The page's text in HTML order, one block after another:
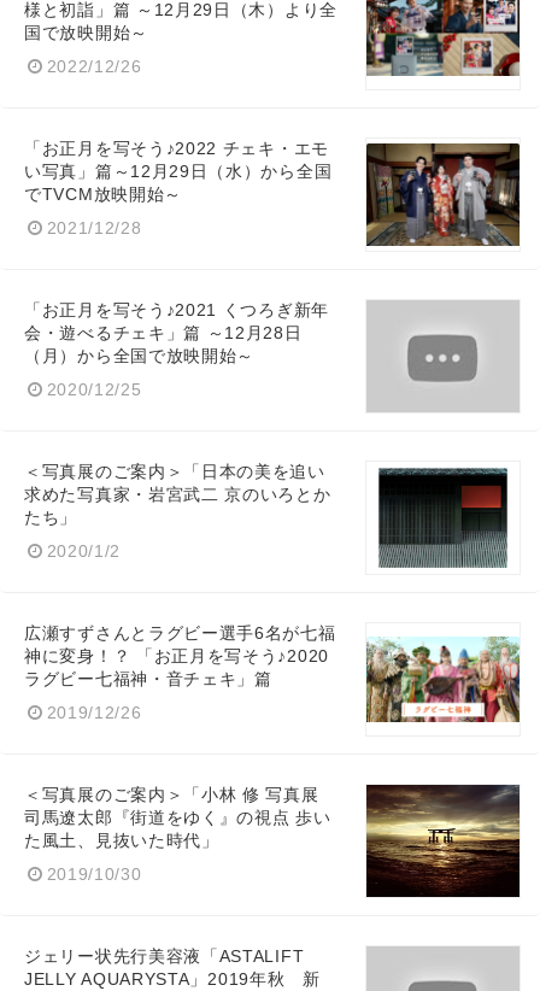
様と初詣」篇 ～12月29日（木）より全
国で放映開始～
2022/12/26
「お正月を写そう♪2022 チェキ・エモ
い写真」篇～12月29日（水）から全国
でTVCM放映開始～
2021/12/28
「お正月を写そう♪2021 くつろぎ新年
会・遊べるチェキ」篇 ～12月28日
（月）から全国で放映開始～
2020/12/25
＜写真展のご案内＞「日本の美を追い
求めた写真家・岩宮武二 京のいろとか
たち」
2020/1/2
広瀬すずさんとラグビー選手6名が七福
神に変身！？ 「お正月を写そう♪2020
ラグビー七福神・音チェキ」篇
2019/12/26
＜写真展のご案内＞「小林 修 写真展
司馬遼太郎『街道をゆく』の視点 歩い
た風土、見抜いた時代」
2019/10/30
ジェリー状先行美容液「ASTALIFT
JELLY AQUARYSTA」2019年秋 新